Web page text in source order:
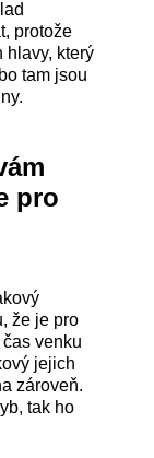
protože
hlavy, který
tam jsou
pro
že je pro
venku
jejich
zároveň.
tak ho